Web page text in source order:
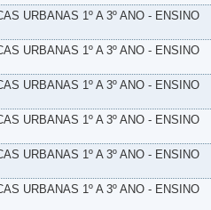
URBANAS 1º A 3º ANO - ENSINO
URBANAS 1º A 3º ANO - ENSINO
URBANAS 1º A 3º ANO - ENSINO
URBANAS 1º A 3º ANO - ENSINO
URBANAS 1º A 3º ANO - ENSINO
URBANAS 1º A 3º ANO - ENSINO